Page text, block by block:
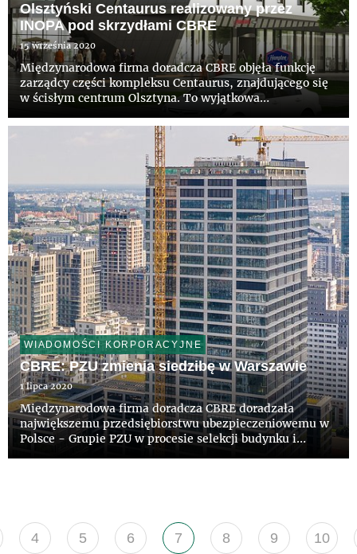
Olsztyński Centaurus realizowany przez
INOPA pod skrzydłami CBRE
15 września 2020
Międzynarodowa firma doradcza CBRE objęła funkcję
zarządcy części kompleksu Centaurus, znajdującego się
w ścisłym centrum Olsztyna. To wyjątkowa
mazurskiego, w skład której wchodzą lokale handlowo-
usługowe, biura, część ...
WIADOMOŚCI KORPORACYJNE
CBRE: PZU zmienia siedzibę w Warszawie
1 lipca 2020
Międzynarodowa firma doradcza CBRE doradzała
największemu przedsiębiorstwu ubezpieczeniowemu w
Polsce - Grupie PZU w procesie selekcji budynku i
4 5 6 7 8 9 10